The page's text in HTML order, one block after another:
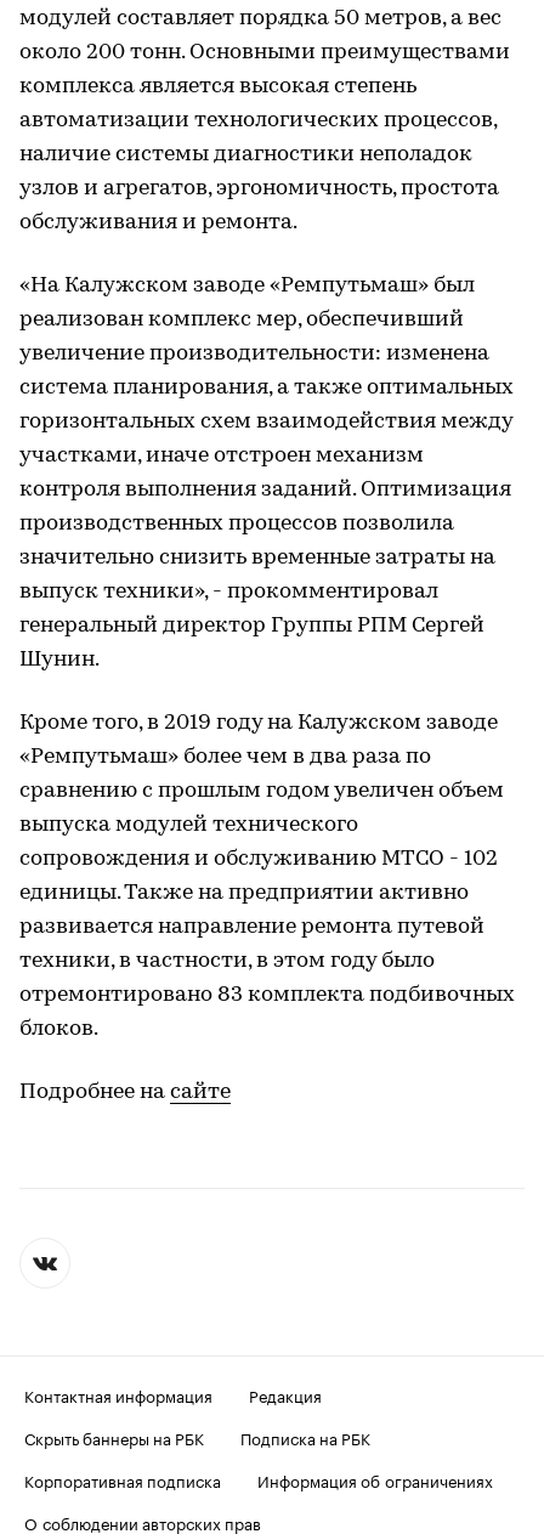
модулей составляет порядка 50 метров, а вес
около 200 тонн. Основными преимуществами
комплекса является высокая степень
автоматизации технологических процессов,
наличие системы диагностики неполадок
узлов и агрегатов, эргономичность, простота
обслуживания и ремонта.
«На Калужском заводе «Ремпутьмаш» был
реализован комплекс мер, обеспечивший
увеличение производительности: изменена
система планирования, а также оптимальных
горизонтальных схем взаимодействия между
участками, иначе отстроен механизм
контроля выполнения заданий. Оптимизация
производственных процессов позволила
значительно снизить временные затраты на
выпуск техники», - прокомментировал
генеральный директор Группы РПМ Сергей
Шунин.
Кроме того, в 2019 году на Калужском заводе
«Ремпутьмаш» более чем в два раза по
сравнению с прошлым годом увеличен объем
выпуска модулей технического
сопровождения и обслуживанию МТСО - 102
единицы. Также на предприятии активно
развивается направление ремонта путевой
техники, в частности, в этом году было
отремонтировано 83 комплекта подбивочных
блоков.
Подробнее на сайте
Контактная информация
Редакция
Скрыть баннеры на РБК
Подписка на РБК
Корпоративная подписка
Информация об ограничениях
О соблюдении авторских прав